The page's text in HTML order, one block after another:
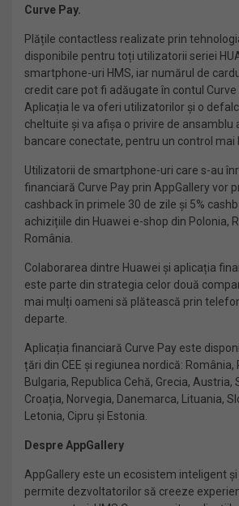
Curve Pay.
Plățile contactless realizate prin
disponibile pentru toți utilizatorii seriei
smartphone-uri HMS, iar numărul de
credit care pot fi adăugate în contul
Aplicația le va oferi utilizatorilor și o
cheltuite și va afișa o privire de ansamblu
bancare conectate, pentru un control mai
Utilizatorii de smartphone-uri care s-au
financiară Curve Pay prin AppGallery vor
cashback în primele 30 de zile și 5%
achizițiile din Huawei e-shop din Polonia,
România.
Colaborarea dintre Huawei și aplicația
este parte din strategia celor două
mai mulți oameni să plătească prin
departe.
Aplicația financiară Curve Pay este
țări din CEE și regiunea nordică: România,
Bulgaria, Republica Cehă, Grecia, Austria,
Croația, Norvegia, Danemarca, Lituania,
Letonia, Cipru și Estonia.
Despre AppGallery
AppGallery este un ecosistem inteligent
permite dezvoltatorilor să creeze